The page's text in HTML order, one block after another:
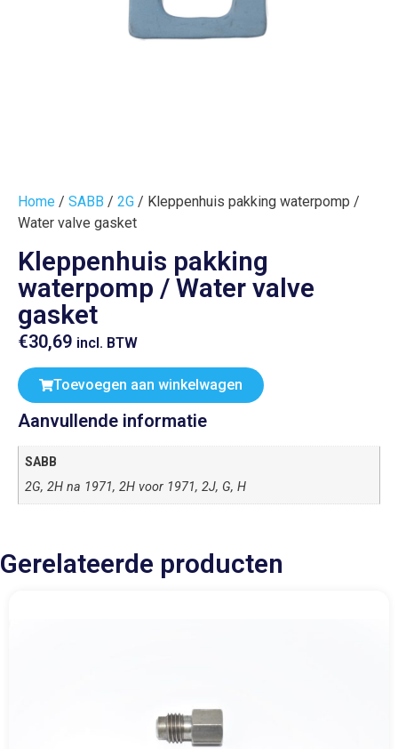
Home / SABB / 2G / Kleppenhuis pakking waterpomp /
Water valve gasket
Kleppenhuis pakking
waterpomp / Water valve
gasket
€30,69 incl. BTW
Toevoegen aan winkelwagen
Aanvullende informatie
SABB
2G, 2H na 1971, 2H voor 1971, 2J, G, H
Gerelateerde producten